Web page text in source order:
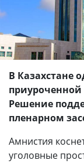
В Казахстане
Решение
пленарном
Амнистия
уголовные